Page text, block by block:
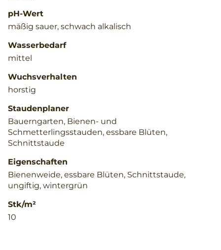
pH-Wert
mäßig sauer, schwach alkalisch
Wasserbedarf
mittel
Wuchsverhalten
horstig
Staudenplaner
Bauerngarten, Bienen- und
Schmetterlingsstauden, essbare Blüten,
Schnittstaude
Eigenschaften
Bienenweide, essbare Blüten, Schnittstaude,
ungiftig, wintergrün
Stk/m²
10